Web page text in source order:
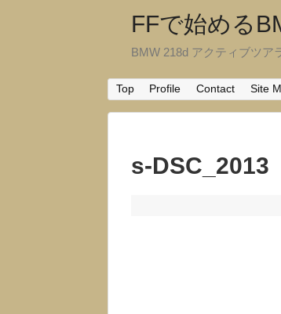
FFで始める
BMW 218d アクティブツア
Top Profile Contact Site
s-DSC_2013